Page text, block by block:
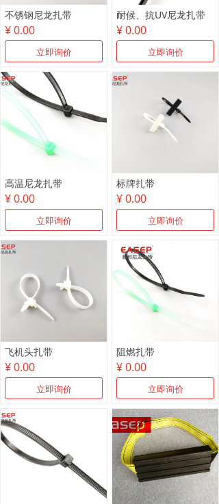
不锈钢尼龙扎带
¥ 0.00
立即询价
耐候、抗UV尼龙扎带
¥ 0.00
立即询价
高温尼龙扎带
¥ 0.00
立即询价
标牌扎带
¥ 0.00
立即询价
飞机头扎带
¥ 0.00
立即询价
阻燃扎带
¥ 0.00
立即询价